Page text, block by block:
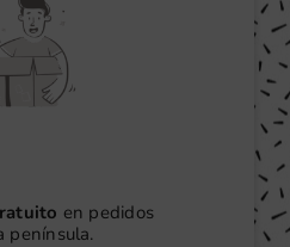
en pedidos
península.